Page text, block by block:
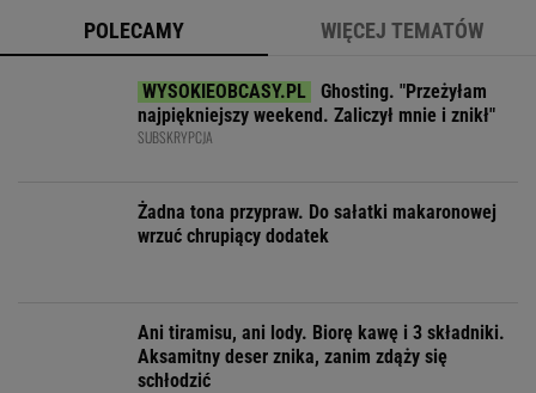
POLECAMY WIĘCEJ TEMATÓW
Ghosting. "Przeżyłam
najpiękniejszy weekend. Zaliczył mnie i znikł"
SUBSKRYPCJA
Żadna tona przypraw. Do sałatki makaronowej
wrzuć chrupiący dodatek
Ani tiramisu, ani lody. Biorę kawę i 3 składniki.
Aksamitny deser znika, zanim zdąży się
schłodzić